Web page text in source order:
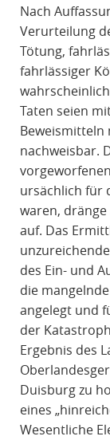
Nach
Verurteilung
Tötung,
fahrlässiger
Taten seien
nachweisbar.
ursächlich für
waren,
auf. Das
des Ein- und
die
angelegt und
der
Ergebnis des
Duisburg zu
eines
Wesentliche